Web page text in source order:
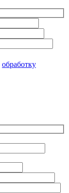
обработку